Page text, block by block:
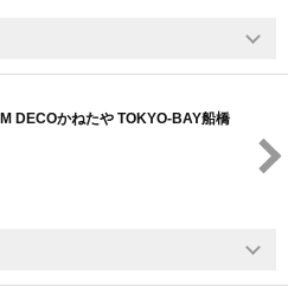
DECOかねたや TOKYO-BAY船橋